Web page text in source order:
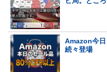
Amazon今日
続々登場